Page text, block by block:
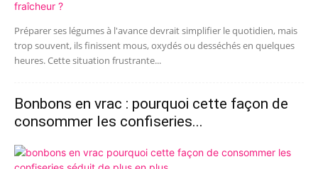
Préparer ses légumes à l'avance devrait simplifier le quotidien, mais
trop souvent, ils finissent mous, oxydés ou desséchés en quelques
heures. Cette situation frustrante...
Bonbons en vrac : pourquoi cette façon de
consommer les confiseries...